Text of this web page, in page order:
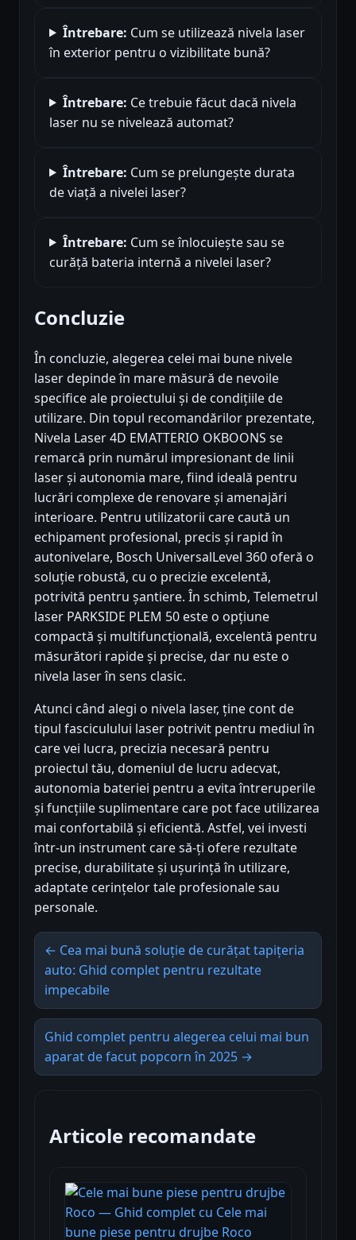
Întrebare: Cum se utilizează nivela laser
în exterior pentru o vizibilitate bună?
Întrebare: Ce trebuie făcut dacă nivela
laser nu se nivelează automat?
Întrebare: Cum se prelungește durata
de viață a nivelei laser?
Întrebare: Cum se înlocuiește sau se
curăță bateria internă a nivelei laser?
Concluzie
În concluzie, alegerea celei mai bune nivele
laser depinde în mare măsură de nevoile
specifice ale proiectului și de condițiile de
utilizare. Din topul recomandărilor prezentate,
Nivela Laser 4D EMATTERIO OKBOONS se
remarcă prin numărul impresionant de linii
laser și autonomia mare, fiind ideală pentru
lucrări complexe de renovare și amenajări
interioare. Pentru utilizatorii care caută un
echipament profesional, precis și rapid în
autonivelare, Bosch UniversalLevel 360 oferă o
soluție robustă, cu o precizie excelentă,
potrivită pentru șantiere. În schimb, Telemetrul
laser PARKSIDE PLEM 50 este o opțiune
compactă și multifuncțională, excelentă pentru
măsurători rapide și precise, dar nu este o
nivela laser în sens clasic.
Atunci când alegi o nivela laser, ține cont de
tipul fasciculului laser potrivit pentru mediul în
care vei lucra, precizia necesară pentru
proiectul tău, domeniul de lucru adecvat,
autonomia bateriei pentru a evita întreruperile
și funcțiile suplimentare care pot face utilizarea
mai confortabilă și eficientă. Astfel, vei investi
într-un instrument care să-ți ofere rezultate
precise, durabilitate și ușurință în utilizare,
adaptate cerințelor tale profesionale sau
personale.
← Cea mai bună soluție de curățat tapițeria
auto: Ghid complet pentru rezultate
impecabile
Ghid complet pentru alegerea celui mai bun
aparat de facut popcorn în 2025 →
Articole recomandate